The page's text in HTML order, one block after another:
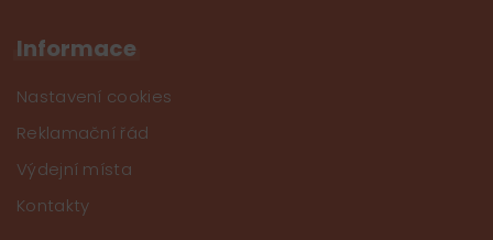
Informace
Nastavení cookies
Reklamační řád
Výdejní místa
Kontakty